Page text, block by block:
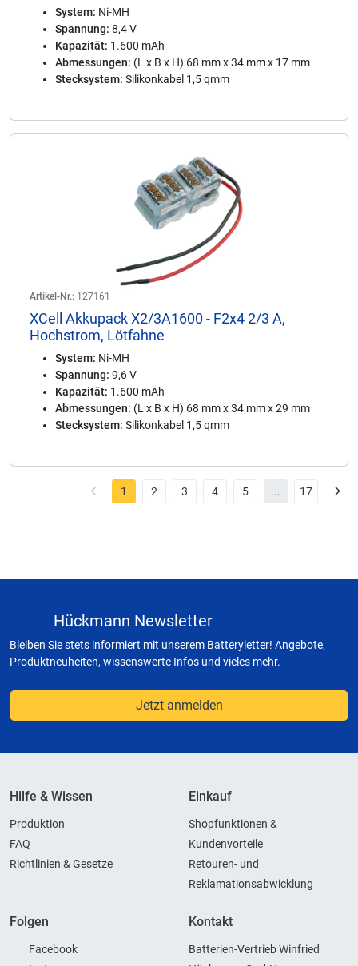
System: Ni-MH
Spannung: 8,4 V
Kapazität: 1.600 mAh
Abmessungen: (L x B x H) 68 mm x 34 mm x 17 mm
Stecksystem: Silikonkabel 1,5 qmm
Artikel-Nr.: 127161
XCell Akkupack X2/3A1600 - F2x4 2/3 A,
Hochstrom, Lötfahne
System: Ni-MH
Spannung: 9,6 V
Kapazität: 1.600 mAh
Abmessungen: (L x B x H) 68 mm x 34 mm x 29 mm
Stecksystem: Silikonkabel 1,5 qmm
1 2 3 4 5 ... 17
Hückmann Newsletter
Bleiben Sie stets informiert mit unserem Batteryletter! Angebote,
Produktneuheiten, wissenswerte Infos und vieles mehr.
Jetzt anmelden
Hilfe & Wissen
Produktion
FAQ
Richtlinien & Gesetze
Einkauf
Shopfunktionen &
Kundenvorteile
Retouren- und
Reklamationsabwicklung
Folgen
Facebook
Kontakt
Batterien-Vertrieb Winfried